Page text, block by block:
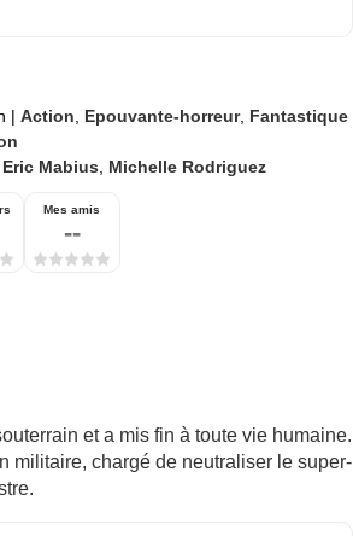
| Action, Epouvante-horreur, Fantastique
Eric Mabius, Michelle Rodriguez
Mes amis
--
et a mis fin à toute vie humaine.
militaire, chargé de neutraliser le super-